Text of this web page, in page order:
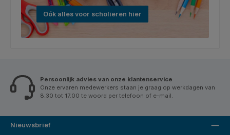
Oók alles voor scholieren hier
Persoonlijk advies van onze klantenservice
Onze ervaren medewerkers staan je graag op werkdagen van
8.30 tot 17.00 te woord per telefoon of e-mail.
Nieuwsbrief